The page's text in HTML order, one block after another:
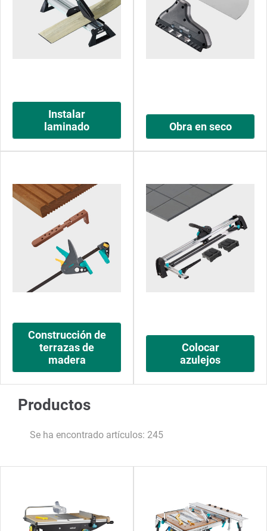
Instalar
laminado
Obra en seco
Construcción de
terrazas de
madera
Colocar
azulejos
Productos
Se ha encontrado artículos: 245